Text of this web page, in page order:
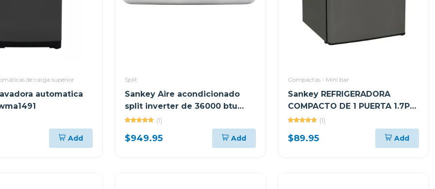
de carga superior
automatica
Add
Split
Sankey Aire acondicionado
split inverter de 36000 btu
seer 18 wi-fi
(1)
$949.95 Add
Compactas - Mini bar
Sankey REFRIGERADORA
COMPACTO DE 1 PUERTA 1.7P³
F280
(1)
$89.95 Add